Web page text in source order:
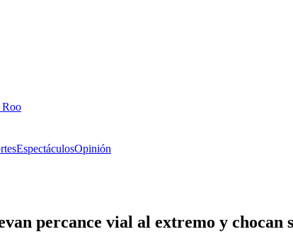
Roo
EspectáculosOpinión
percance vial al extremo y chocan